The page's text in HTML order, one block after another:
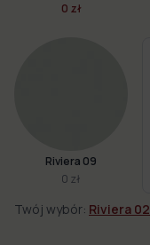
0 zł
Riviera 09
0 zł
Twój wybór: Riviera 02